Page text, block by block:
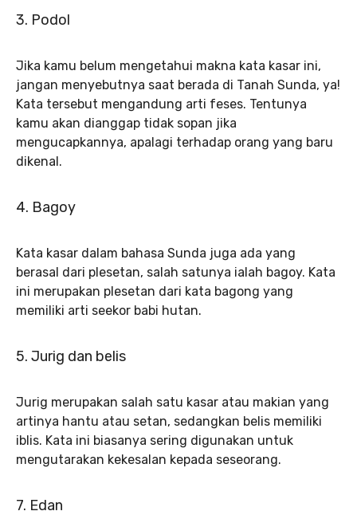
3. Podol
Jika kamu belum mengetahui makna kata kasar ini,
jangan menyebutnya saat berada di Tanah Sunda, ya!
Kata tersebut mengandung arti feses. Tentunya
kamu akan dianggap tidak sopan jika
mengucapkannya, apalagi terhadap orang yang baru
dikenal.
4. Bagoy
Kata kasar dalam bahasa Sunda juga ada yang
berasal dari plesetan, salah satunya ialah bagoy. Kata
ini merupakan plesetan dari kata bagong yang
memiliki arti seekor babi hutan.
5. Jurig dan belis
Jurig merupakan salah satu kasar atau makian yang
artinya hantu atau setan, sedangkan belis memiliki
iblis. Kata ini biasanya sering digunakan untuk
mengutarakan kekesalan kepada seseorang.
7. Edan